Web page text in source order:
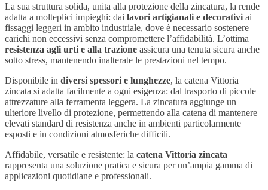
La sua struttura solida, unita alla protezione della zincatura, la rende
adatta a molteplici impieghi: dai lavori artigianali e decorativi ai
fissaggi leggeri in ambito industriale, dove è necessario sostenere
carichi non eccessivi senza compromettere l’affidabilità. L’ottima
resistenza agli urti e alla trazione assicura una tenuta sicura anche
sotto stress, mantenendo inalterate le prestazioni nel tempo.
Disponibile in diversi spessori e lunghezze, la catena Vittoria
zincata si adatta facilmente a ogni esigenza: dal trasporto di piccole
attrezzature alla ferramenta leggera. La zincatura aggiunge un
ulteriore livello di protezione, permettendo alla catena di mantenere
elevati standard di resistenza anche in ambienti particolarmente
esposti e in condizioni atmosferiche difficili.
Affidabile, versatile e resistente: la catena Vittoria zincata
rappresenta una soluzione pratica e sicura per un’ampia gamma di
applicazioni quotidiane e professionali.